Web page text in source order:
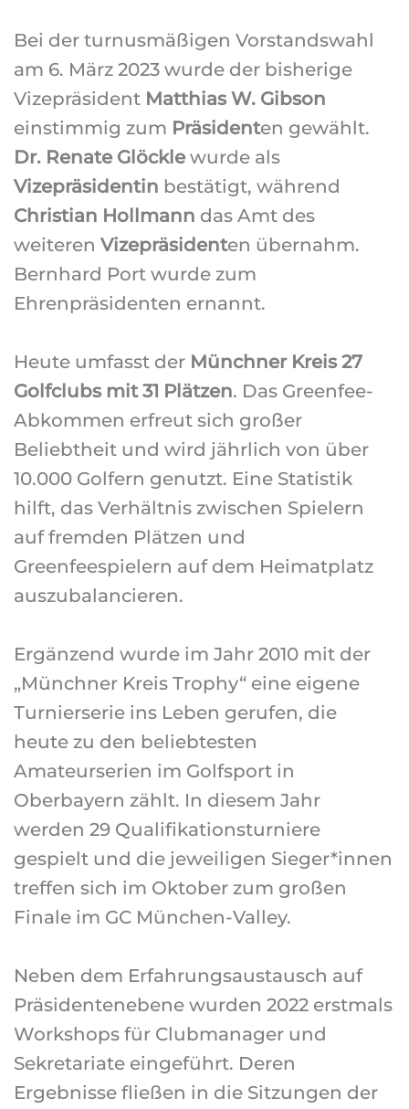
Bei der turnusmäßigen Vorstandswahl
am 6. März 2023 wurde der bisherige
Vizepräsident Matthias W. Gibson
einstimmig zum Präsidenten gewählt.
Dr. Renate Glöcklewurde als
Vizepräsidentin bestätigt, während
Christian Hollmann das Amt des
weiteren Vizepräsidenten übernahm.
Bernhard Port wurde zum
Ehrenpräsidenten ernannt.
Heute umfasst der Münchner Kreis 27
Golfclubs mit 31 Plätzen. Das Greenfee-
Abkommen erfreut sich großer
Beliebtheit und wird jährlich von über
10.000 Golfern genutzt. Eine Statistik
hilft, das Verhältnis zwischen Spielern
auf fremden Plätzen und
Greenfeespielern auf dem Heimatplatz
auszubalancieren.
Ergänzend wurde im Jahr 2010 mit der
„Münchner Kreis Trophy“ eine eigene
Turnierserie ins Leben gerufen, die
heute zu den beliebtesten
Amateurserien im Golfsport in
Oberbayern zählt. In diesem Jahr
werden 29 Qualifikationsturniere
gespielt und die jeweiligen Sieger*innen
treffen sich im Oktober zum großen
Finale im GC München-Valley.
Neben dem Erfahrungsaustausch auf
Präsidentenebene wurden 2022 erstmals
Workshops für Clubmanager und
Sekretariate eingeführt. Deren
Ergebnisse fließen in die Sitzungen der